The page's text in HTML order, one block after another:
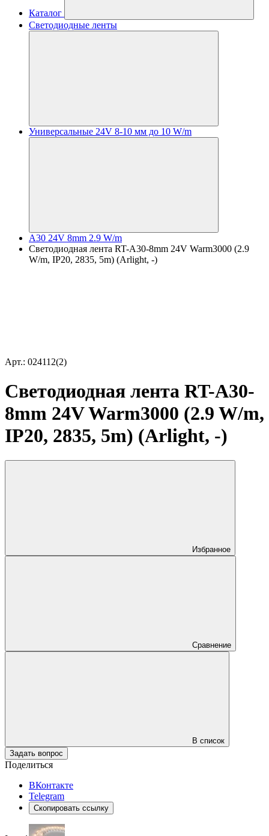
Каталог
Светодиодные ленты
Универсальные 24V 8-10 мм до 10 W/m
A30 24V 8mm 2.9 W/m
Светодиодная лента RT-A30-8mm 24V Warm3000 (2.9
W/m, IP20, 2835, 5m) (Arlight, -)
Арт.: 024112(2)
Светодиодная лента RT-A30-
8mm 24V Warm3000 (2.9 W/m,
IP20, 2835, 5m) (Arlight, -)
Избранное
Сравнение
В список
Задать вопрос
Поделиться
ВКонтакте
Telegram
Скопировать ссылку